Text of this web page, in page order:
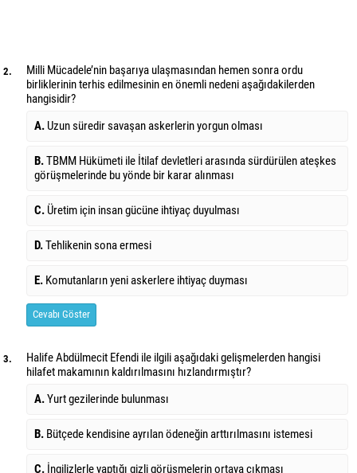
2.
Milli Mücadele’nin başarıya ulaşmasından hemen sonra ordu
birliklerinin terhis edilmesinin en önemli nedeni aşağıdakilerden
hangisidir?
A. Uzun süredir savaşan askerlerin yorgun olması
B.TBMM Hükümeti ile İtilaf devletleri arasında sürdürülen ateşkes
görüşmelerinde bu yönde bir karar alınması
C. Üretim için insan gücüne ihtiyaç duyulması
D.Tehlikenin sona ermesi
E. Komutanların yeni askerlere ihtiyaç duyması
Cevabı Göster
3.
Halife Abdülmecit Efendi ile ilgili aşağıdaki gelişmelerden hangisi
hilafet makamının kaldırılmasını hızlandırmıştır?
A.Yurt gezilerinde bulunması
B. Bütçede kendisine ayrılan ödeneğin arttırılmasını istemesi
C. İngilizlerle yaptığı gizli görüşmelerin ortaya çıkması